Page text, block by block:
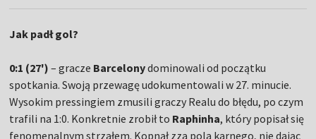
Jak padł gol?
0:1 (27') – gracze Barcelonydominowali od początku
spotkania. Swoją przewagę udokumentowali w 27. minucie.
Wysokim pressingiem zmusili graczy Realu do błędu, po czym
trafili na 1:0. Konkretnie zrobił to Raphinha, który popisał się
fenomenalnym strzałem. Kopnął zza pola karnego, nie dając